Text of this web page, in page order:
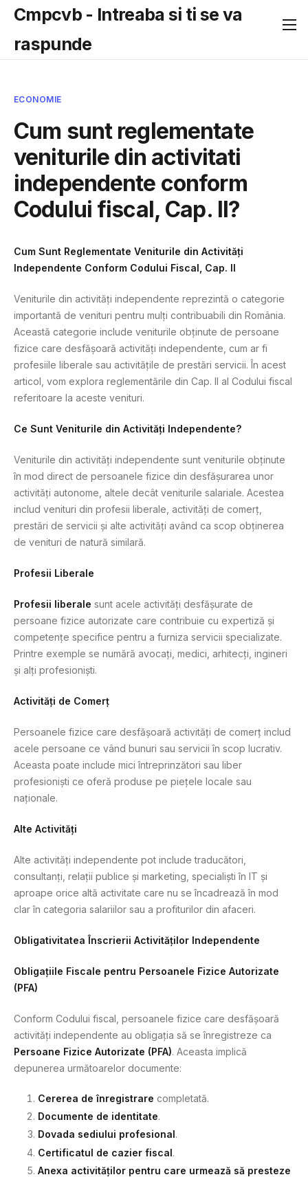
Cmpcvb - Intreaba si ti se va
raspunde
ECONOMIE
Cum sunt reglementate
veniturile din activitati
independente conform
Codului fiscal, Cap. II?
Cum Sunt Reglementate Veniturile din Activități
Independente Conform Codului Fiscal, Cap. II
Veniturile din activități independente reprezintă o categorie
importantă de venituri pentru mulți contribuabili din România.
Această categorie include veniturile obținute de persoane
fizice care desfășoară activități independente, cum ar fi
profesiile liberale sau activitățile de prestări servicii. În acest
articol, vom explora reglementările din Cap. II al Codului fiscal
referitoare la aceste venituri.
Ce Sunt Veniturile din Activități Independente?
Veniturile din activități independente sunt veniturile obținute
în mod direct de persoanele fizice din desfășurarea unor
activități autonome, altele decât veniturile salariale. Acestea
includ venituri din profesii liberale, activități de comerț,
prestări de servicii și alte activități având ca scop obținerea
de venituri de natură similară.
Profesii Liberale
Profesii liberale sunt acele activități desfășurate de
persoane fizice autorizate care contribuie cu expertiză și
competențe specifice pentru a furniza servicii specializate.
Printre exemple se numără avocați, medici, arhitecți, ingineri
și alți profesioniști.
Activități de Comerț
Persoanele fizice care desfășoară activități de comerț includ
acele persoane ce vând bunuri sau servicii în scop lucrativ.
Aceasta poate include mici întreprinzători sau liber
profesioniști ce oferă produse pe piețele locale sau
naționale.
Alte Activități
Alte activități independente pot include traducători,
consultanți, relații publice și marketing, specialiști în IT și
aproape orice altă activitate care nu se încadrează în mod
clar în categoria salariilor sau a profiturilor din afaceri.
Obligativitatea Înscrierii Activităților Independente
Obligațiile Fiscale pentru Persoanele Fizice Autorizate
(PFA)
Conform Codului fiscal, persoanele fizice care desfășoară
activități independente au obligația să se înregistreze ca
Persoane Fizice Autorizate (PFA). Aceasta implică
depunerea următoarelor documente:
Cererea de înregistrare completată.
Documente de identitate.
Dovada sediului profesional.
Certificatul de cazier fiscal.
Anexa activităților pentru care urmează să presteze